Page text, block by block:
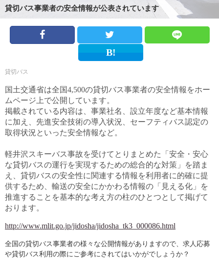
貸切バス事業者の安全情報が公表されています
貸切バス
国土交通省は全国4,500の貸切バス事業者の安全情報をホー
ムページ上で公開しています。
掲載されている内容は、事業社名、設立年度など基本情報
に加え、先進安全技術の導入状況、セーフティバス認定の
取得状況といった安全情報など。
軽井沢スキーバス事故を受けてとりまとめた「安全・安心
な貸切バスの運行を実現するための総合的な対策」を踏ま
え、 貸切バスの安全性に関連する情報を利用者に的確に提
供するため、輸送の安全にかかわる情報の「見える化」を
推進することを基本的な考え方の柱のひとつとして掲げて
おります。
http://www.mlit.go.jp/jidosha/jidosha_tk3_000086.html
全国の貸切バス事業者の様々な公開情報がありますので、求人応募
や貸切バス利用の際にご参考にされてはいかがでしょうか？